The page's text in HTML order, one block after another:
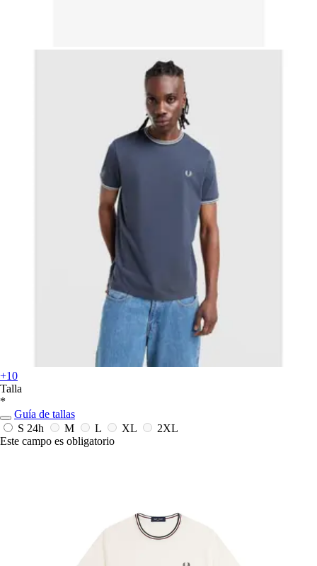
+10
Talla
*
Guía de tallas
S 24h M L XL
2XL
Este campo es obligatorio